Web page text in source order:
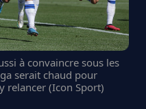
à convaincre sous les
serait chaud pour
relancer (Icon Sport)